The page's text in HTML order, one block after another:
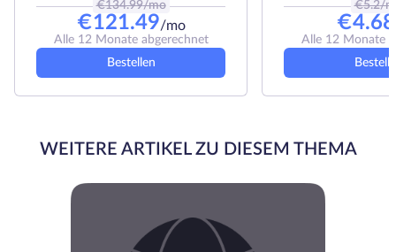
€134.99/mo
€121.49/mo
Alle 12 Monate abgerechnet
Bestellen
€5.2/
€4.68
Alle 12 Monate
WEITERE ARTIKEL ZU DIESEM THEMA